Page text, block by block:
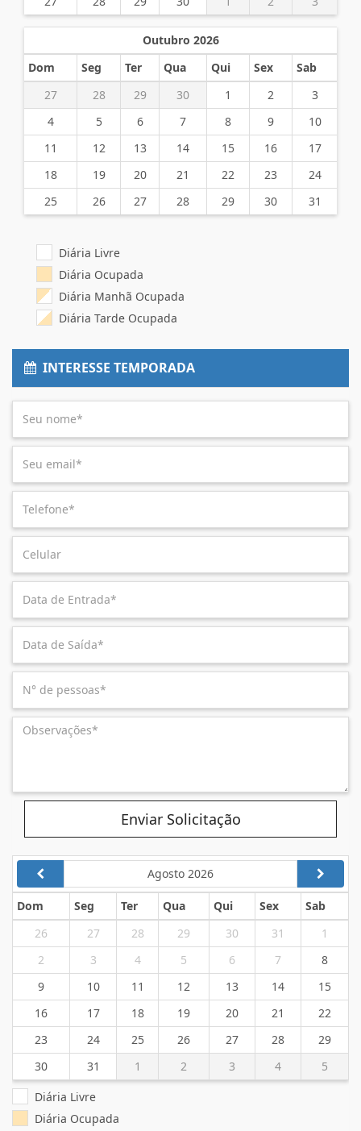
Outubro 2026
Dom
Seg Ter Qua Qui Sex
Sab
27
28 29 30 1 2
3
4
5 6 7 8 9
10
11
12 13 14 15 16
17
18
19 20 21 22 23
24
25
26 27 28 29 30 31
Diária Livre
Diária Ocupada
Diária Manhã Ocupada
Diária Tarde Ocupada
INTERESSE TEMPORADA
Enviar Solicitação
Agosto 2026
Dom Seg Ter Qua Qui Sex
Sab
26
27 28 29 30 31
1
2
3 4 5 6 7
8
9
10 11 12 13 14
15
16
17 18 19 20 21
22
23
24 25 26 27 28
29
30
31 1 2 3 4
5
Diária Livre
Diária Ocupada